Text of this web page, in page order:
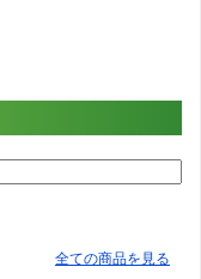
全ての商品を見る